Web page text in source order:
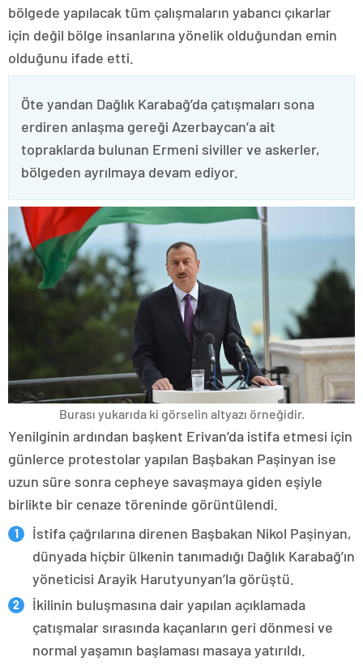
bölgede yapılacak tüm çalışmaların yabancı çıkarlar
için değil bölge insanlarına yönelik olduğundan emin
olduğunu ifade etti.
Öte yandan Dağlık Karabağ’da çatışmaları sona
erdiren anlaşma gereği Azerbaycan’a ait
topraklarda bulunan Ermeni siviller ve askerler,
bölgeden ayrılmaya devam ediyor.
Burası yukarıda ki görselin altyazı örneğidir.
Yenilginin ardından başkent Erivan’da istifa etmesi için
günlerce protestolar yapılan Başbakan Paşinyan ise
uzun süre sonra cepheye savaşmaya giden eşiyle
birlikte bir cenaze töreninde görüntülendi.
İstifa çağrılarına direnen Başbakan Nikol Paşinyan,
dünyada hiçbir ülkenin tanımadığı Dağlık Karabağ’ın
yöneticisi Arayik Harutyunyan’la görüştü.
İkilinin buluşmasına dair yapılan açıklamada
çatışmalar sırasında kaçanların geri dönmesi ve
normal yaşamın başlaması masaya yatırıldı.